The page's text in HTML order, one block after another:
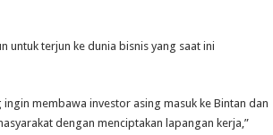
untuk terjun ke dunia bisnis yang saat ini
membawa investor asing masuk ke Bintan dan
dengan menciptakan lapangan kerja,”